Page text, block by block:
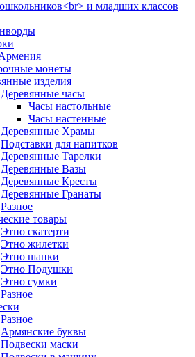
и младших классов
монеты
изделия
Деревянные часы
Часы настольные
Часы настенные
Деревянные Храмы
Подставки для напитков
Деревянные Тарелки
Деревянные Вазы
Деревянные Кресты
Деревянные Гранаты
Разное
товары
Этно скатерти
Этно жилетки
Этно шапки
Этно Подушки
Этно сумки
Разное
Разное
Армянские буквы
Подвески маски